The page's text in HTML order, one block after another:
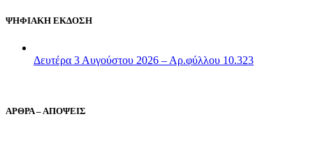
ΨΗΦΙΑΚΗ ΕΚΔΟΣΗ
Δευτέρα 3 Αυγούστου 2026 – Αρ.φύλλου 10.323
ΑΡΘΡΑ – ΑΠΟΨΕΙΣ